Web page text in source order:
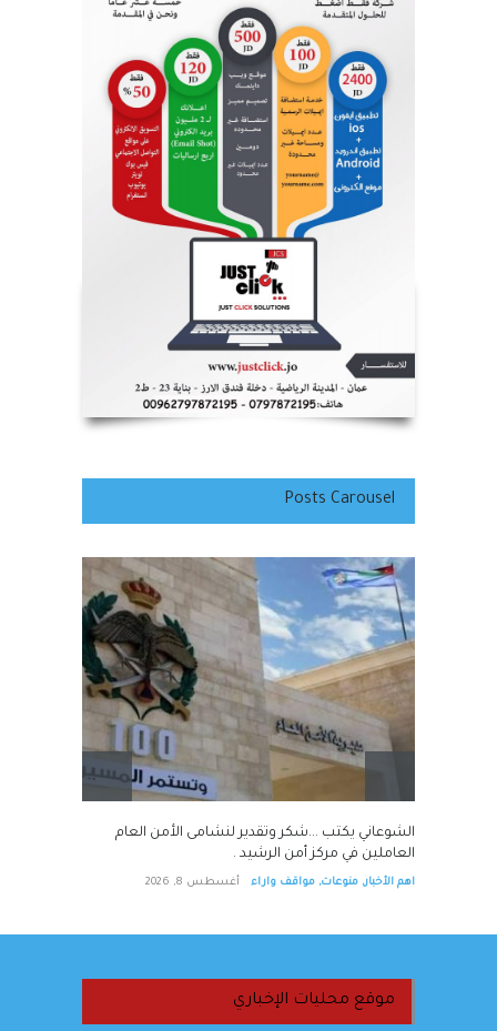
محمد أبو شريعة .
اهم الأخبار, محليات,مناسبات و أخبار
المجتمع,منوعات
أغسطس 7, 2026
الشوعاني يكتب ...شكر وتقدير
لنشامى الأمن العام العاملين في
اهم الأخبار,منوعات,مواقف واراء
أغسطس 8, 2026
Posts Carousel
الشوعاني يكتب ...شكر وتقدير لنشامى الأمن العام
العاملين في مركز أمن الرشيد .
اهم الأخبار, منوعات, مواقف واراء أغسطس 8, 2026
موقع محليات الإخباري